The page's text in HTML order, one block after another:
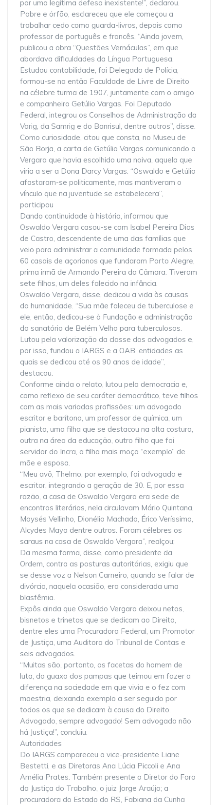
por uma legítima defesa inexistente!”, declarou.
Pobre e órfão, esclareceu que ele começou a
trabalhar cedo como guarda-livros, depois como
professor de português e francês. “Ainda jovem,
publicou a obra “Questões Vernáculas”, em que
abordava dificuldades da Língua Portuguesa.
Estudou contabilidade, foi Delegado de Polícia,
formou-se na então Faculdade de Livre de Direito
na célebre turma de 1907, juntamente com o amigo
e companheiro Getúlio Vargas. Foi Deputado
Federal, integrou os Conselhos de Administração da
Varig, da Samrig e do Banrisul, dentre outros”, disse.
Como curiosidade, citou que consta, no Museu de
São Borja, a carta de Getúlio Vargas comunicando a
Vergara que havia escolhido uma noiva, aquela que
viria a ser a Dona Darcy Vargas. “Oswaldo e Getúlio
afastaram-se politicamente, mas mantiveram o
vínculo que na juventude se estabelecera”,
participou
Dando continuidade à história, informou que
Oswaldo Vergara casou-se com Isabel Pereira Dias
de Castro, descendente de uma das famílias que
veio para administrar a comunidade formada pelos
60 casais de açorianos que fundaram Porto Alegre,
prima irmã de Armando Pereira da Câmara. Tiveram
sete filhos, um deles falecido na infância.
Oswaldo Vergara, disse, dedicou a vida às causas
da humanidade. “Sua mãe faleceu de tuberculose e
ele, então, dedicou-se à Fundação e administração
do sanatório de Belém Velho para tuberculosos.
Lutou pela valorização da classe dos advogados e,
por isso, fundou o IARGS e a OAB, entidades as
quais se dedicou até os 90 anos de idade”,
destacou.
Conforme ainda o relato, lutou pela democracia e,
como reflexo de seu caráter democrático, teve filhos
com as mais variadas profissões: um advogado
escritor e barítono, um professor de química, um
pianista, uma filha que se destacou na alta costura,
outra na área da educação, outro filho que foi
servidor do Incra, a filha mais moça “exemplo” de
mãe e esposa.
“Meu avô, Thelmo, por exemplo, foi advogado e
escritor, integrando a geração de 30. E, por essa
razão, a casa de Oswaldo Vergara era sede de
encontros literários, nela circulavam Mário Quintana,
Moysés Vellinho, Dionélio Machado, Érico Veríssimo,
Alcydes Maya dentre outros. Foram célebres os
saraus na casa de Oswaldo Vergara”, realçou;
Da mesma forma, disse, como presidente da
Ordem, contra as posturas autoritárias, exigiu que
se desse voz a Nelson Carneiro, quando se falar de
divórcio, naquela ocasião, era considerada uma
blasfêmia.
Expôs ainda que Oswaldo Vergara deixou netos,
bisnetos e trinetos que se dedicam ao Direito,
dentre eles uma Procuradora Federal, um Promotor
de Justiça, uma Auditora do Tribunal de Contas e
seis advogados.
“Muitas são, portanto, as facetas do homem de
luta, do guaxo dos pampas que teimou em fazer a
diferença na sociedade em que vivia e o fez com
maestria, deixando exemplo a ser seguido por
todos os que se dedicam à causa do Direito.
Advogado, sempre advogado! Sem advogado não
há Justiça!”, concluiu.
Autoridades
Do IARGS compareceu a vice-presidente Liane
Bestetti, e as Diretoras Ana Lúcia Piccoli e Ana
Amélia Prates. Também presente o Diretor do Foro
da Justiça do Trabalho, o juiz Jorge Araújo; a
procuradora do Estado do RS, Fabiana da Cunha